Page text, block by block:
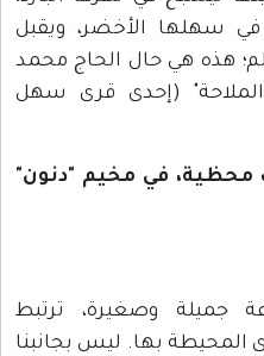
سهلها الأخضر، ويقبل
هذه هي حال الحاج محمد
(إحدى قرى سهل
محظية، في مخيم "دنون"
جميلة وصغيرة، ترتبط
المحيطة بها. ليس بجانبنا